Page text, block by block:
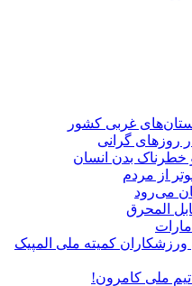
غربی کشور
روزهای گرانی
و خطرناک بدن انسان
از مردم
می‌رود
المحرق
کمیته ملی المپیک
تیم ملی کامرون!